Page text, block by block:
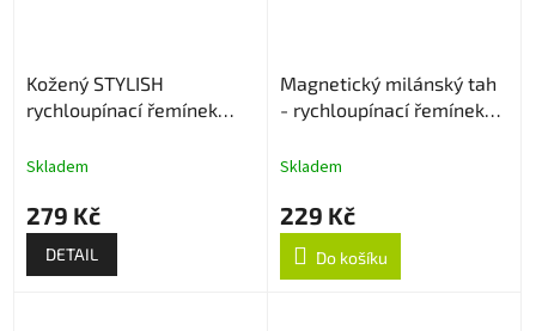
Kožený STYLISH
rychloupínací řemínek
Skladem
279 Kč
DETAIL
Magnetický milánský tah
- rychloupínací řemínek
Skladem
229 Kč
Do košíku